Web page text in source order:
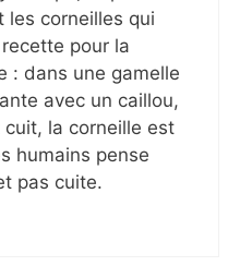
les corneilles qui
pour la
: dans une gamelle
avec un caillou,
la corneille est
humains pense
pas cuite.